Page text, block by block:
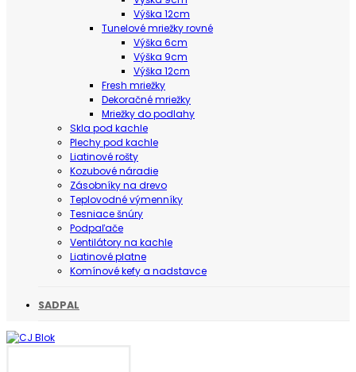
Výška 12cm
Tunelové mriežky rovné
Výška 6cm
Výška 9cm
Výška 12cm
Fresh mriežky
Dekoračné mriežky
Mriežky do podlahy
Skla pod kachle
Plechy pod kachle
Liatinové rošty
Kozubové náradie
Zásobníky na drevo
Teplovodné výmenníky
Tesniace šnúry
Podpaľače
Ventilátory na kachle
Liatinové platne
Komínové kefy a nadstavce
SADPAL